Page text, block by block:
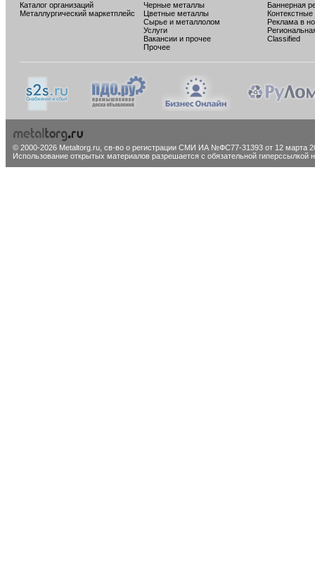
Каталог организаций
Металлургический маркетплейс
Черные металлы
Цветные металлы
Сырье и металлолом
Услуги
Вакансии и прочее
Прочее
Баннерная
Реклама в
Classified
© 2000-2026 Metaltorg.ru, св-во о регистрации СМИ ИА №ФС77-31393 от 12 марта
Использование открытых материалов разрешается с обязательной гиперссылкой